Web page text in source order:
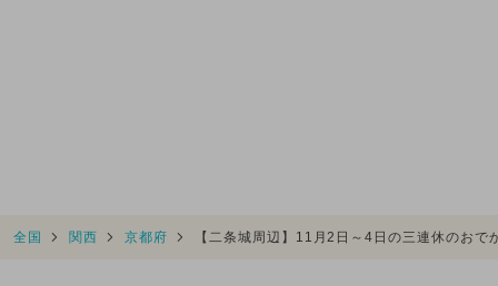
全国 関西 京都府 【二条城周辺】11月2日～4日の三連休のお